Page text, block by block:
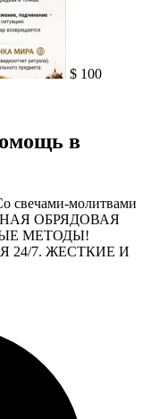
$ 100
в
свечами-молитвами
ОБРЯДОВАЯ
МЕТОДЫ!
7. ЖЕСТКИЕ И